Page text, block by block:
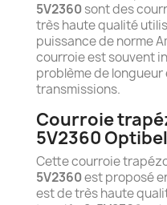
5V2360sont des
très haute qualité
puissance de norme
courroie est souvent
problème de
transmissions.
Courroie
5V2360
Cette courroie
5V2360est proposé
est de très haute